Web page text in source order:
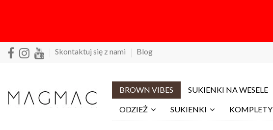
Skontaktuj się z nami Blog
BROWN VIBES SUKIENKI NA WESELE
ODZIEŻ SUKIENKI KOMPLETY